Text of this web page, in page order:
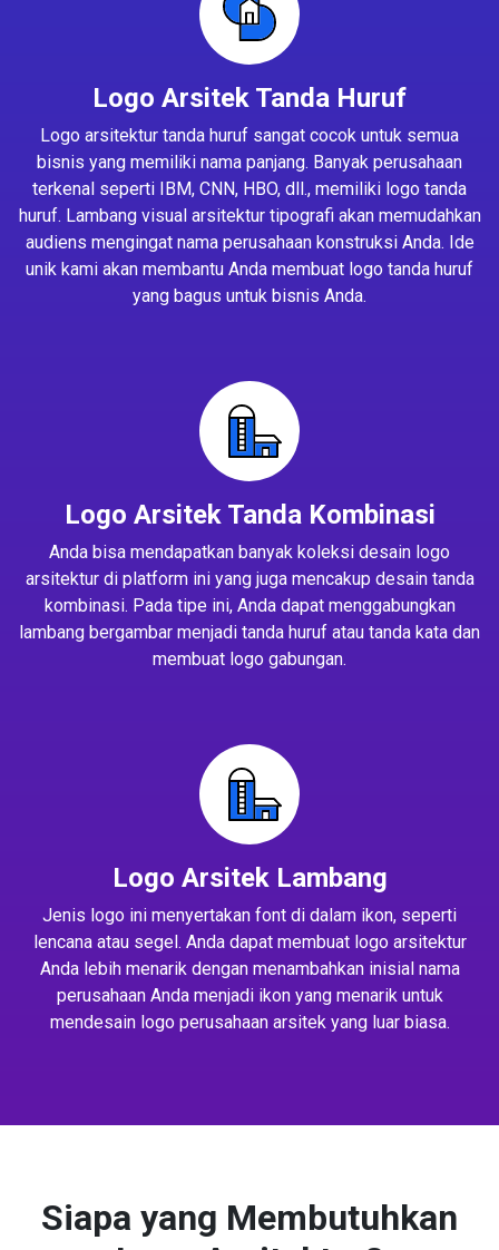
Logo Arsitek Tanda Huruf
Logo arsitektur tanda huruf sangat cocok untuk semua
bisnis yang memiliki nama panjang. Banyak perusahaan
terkenal seperti IBM, CNN, HBO, dll., memiliki logo tanda
huruf. Lambang visual arsitektur tipografi akan memudahkan
audiens mengingat nama perusahaan konstruksi Anda. Ide
unik kami akan membantu Anda membuat logo tanda huruf
yang bagus untuk bisnis Anda.
Logo Arsitek Tanda Kombinasi
Anda bisa mendapatkan banyak koleksi desain logo
arsitektur di platform ini yang juga mencakup desain tanda
kombinasi. Pada tipe ini, Anda dapat menggabungkan
lambang bergambar menjadi tanda huruf atau tanda kata dan
membuat logo gabungan.
Logo Arsitek Lambang
Jenis logo ini menyertakan font di dalam ikon, seperti
lencana atau segel. Anda dapat membuat logo arsitektur
Anda lebih menarik dengan menambahkan inisial nama
perusahaan Anda menjadi ikon yang menarik untuk
mendesain logo perusahaan arsitek yang luar biasa.
Siapa yang Membutuhkan